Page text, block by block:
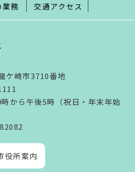
務 交通アクセス
崎市3710番地
から午後5時（祝日・年末年始
役所案内